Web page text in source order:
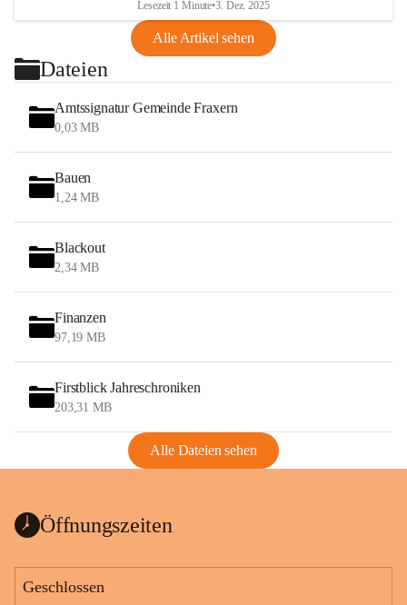
Lesezeit 1 Minute•3. Dez. 2025
Alle Artikel sehen
Dateien
Amtssignatur Gemeinde Fraxern
0,03 MB
Bauen
1,24 MB
Blackout
2,34 MB
Finanzen
97,19 MB
Firstblick Jahreschroniken
203,31 MB
Alle Dateien sehen
Öffnungszeiten
Geschlossen